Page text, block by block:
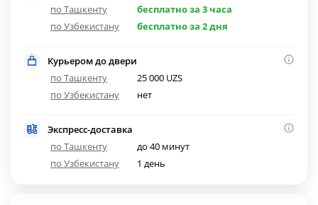
по Ташкенту
бесплатно за 3 часа
по Узбекистану
бесплатно за 2 дня
Курьером до двери
по Ташкенту
25 000 UZS
по Узбекистану
нет
Экспресс-доставка
по Ташкенту
до 40 минут
по Узбекистану
1 день